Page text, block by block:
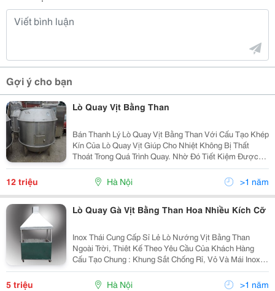
Gợi ý cho bạn
Lò Quay Vịt Bằng Than
Bán Thanh Lý Lò Quay Vịt Bằng Than Với Cấu Tạo Khép
Kín Của Lò Quay Vịt Giúp Cho Nhiệt Không Bị Thất
Thoát Trong Quá Trình Quay. Nhờ Đó Tiết Kiệm Được
Than Hơn So Với Các Loại Lò Thông Thường. Lò Quay
Gà Vịt Bằng Than Có Lớp Bông Thủy Tinh Cách Nhiệt
12 triệu Hà Nội >1 năm
Lò Quay Gà Vịt Bằng Than Hoa Nhiều Kích Cỡ
Inox Thái Cung Cấp Sỉ Lẻ Lò Nướng Vịt Bằng Than
Ngoài Trời, Thiêt Kế Theo Yêu Cầu Của Khách Hàng
Cấu Tạo Chung : Khung Sắt Chống Rỉ, Vỏ Và Mái Inox
304 Có Bánh Xe Di Chuyển Chế Độ Quay Xiên Tự Động
5 triệu Hà Nội >1 năm